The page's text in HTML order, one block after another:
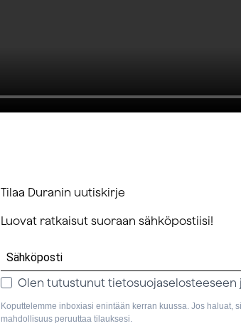
Tilaa Duranin uutiskirje
Luovat ratkaisut suoraan sähköpostiisi!
Olen tutustunut tietosuojaselosteeseen
Koputtelemme inboxiasi enintään kerran kuussa. Jos haluat,
mahdollisuus peruuttaa tilauksesi.